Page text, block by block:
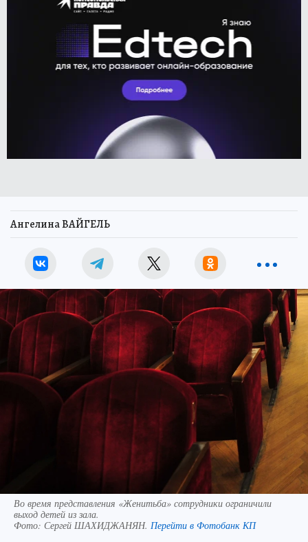
Ангелина ВАЙГЕЛЬ
Во время представления «Женитьба» сотрудники ограничили
выход детей из зала.
Фото: Сергей ШАХИДЖАНЯН. Перейти в Фотобанк КП